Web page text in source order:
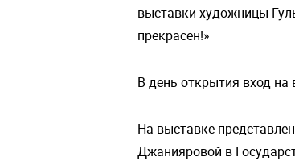
выставки художницы
прекрасен!»
В день открытия вход
На выставке
Джанияровой в